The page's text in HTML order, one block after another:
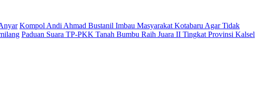
Kompol Andi Ahmad Bustanil Imbau Masyarakat Kotabaru Agar Tidak
Paduan Suara TP-PKK Tanah Bumbu Raih Juara II Tingkat Provinsi Kalsel